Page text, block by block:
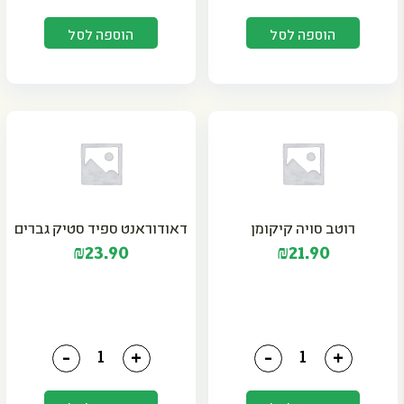
הוספה לסל הוספה לסל
רוטב סויה קיקומן
₪21.90
כמות של רוטב סויה קיקומן
+
-
דאודוראנט ספיד סטיק גברים
₪23.90
כמות של דאודוראנט
+
-